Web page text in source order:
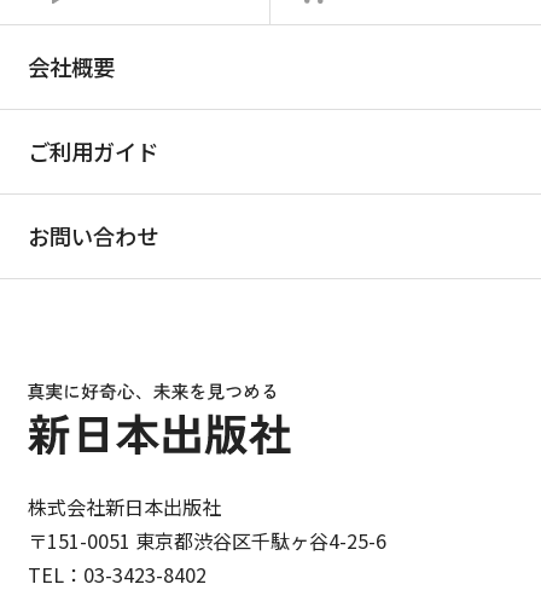
株式会社新日本出版社
〒151-0051 東京都渋谷区千駄ヶ谷4-25-6
TEL：03-3423-8402
会社概要
ご利用ガイド
お問い合わせ